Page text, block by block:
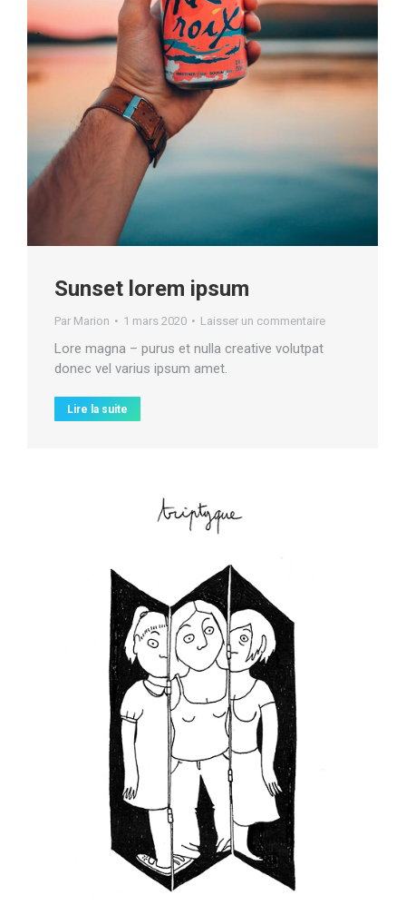
Sunset lorem ipsum
Par Marion 1 mars 2020 Laisser un commentaire
Lore magna – purus et nulla creative volutpat
donec vel varius ipsum amet.
Lire la suite